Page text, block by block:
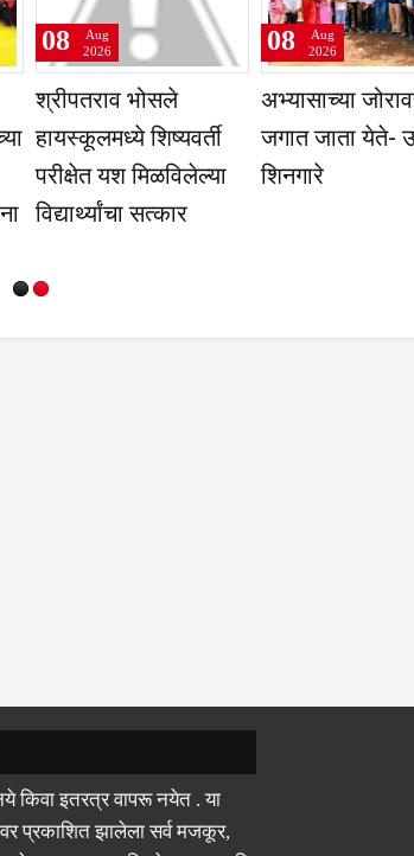
सेवा योजनेच्या
वैश्विक कार्य
संचालक डॉ.
Aug
धाराशिव येथे 11 ऑगस्ट
रोजी तेरणा अभियांत्रिकी
महाविद्याल येथे पंडित
08
किवा इतरत्र वापरू नयेत . या
प्रकाशित झालेला सर्व मजकूर,